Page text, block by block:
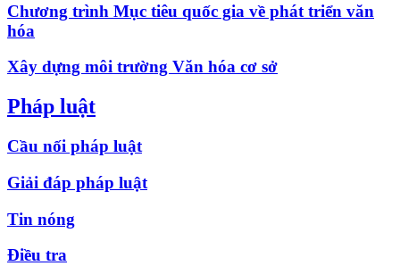
Chương trình Mục tiêu quốc gia về phát triển văn
hóa
Xây dựng môi trường Văn hóa cơ sở
Pháp luật
Cầu nối pháp luật
Giải đáp pháp luật
Tin nóng
Điều tra